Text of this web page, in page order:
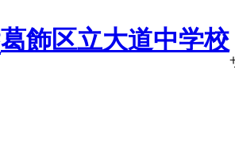
葛飾区立大道中学校